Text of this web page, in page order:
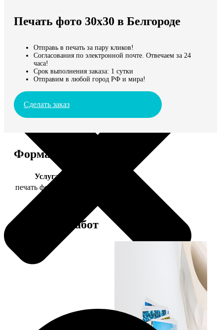
Мы доставляем по всему миру
Продолжить без города
Печать фото 30х30 в Белгороде
Отправь в печать за пару кликов!
Согласования по электронной почте. Отвечаем за 24
часа!
Срок выполнения заказа: 1 сутки
Отправим в любой город РФ и мира!
Сделать заказ
Форматы и цены
Услуга
печать фото 30х30
Примеры работ